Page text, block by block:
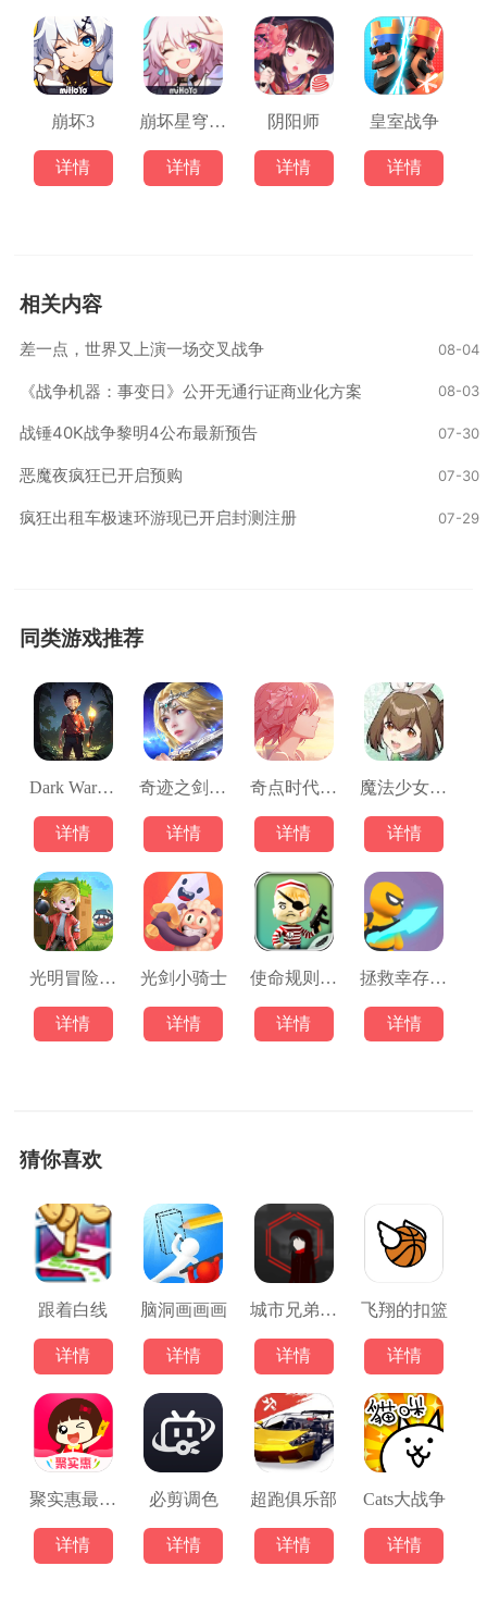
崩坏3
详情
崩坏星穹铁道
详情
阴阳师
详情
皇室战争
详情
相关内容
差一点，世界又上演一场交叉战争 08-04
《战争机器：事变日》公开无通行证商业化方案 08-03
战锤40K战争黎明4公布最新预告 07-30
恶魔夜疯狂已开启预购 07-30
疯狂出租车极速环游现已开启封测注册 07-29
同类游戏推荐
Dark War Survival
详情
奇迹之剑游戏
详情
奇点时代游戏
详情
魔法少女毁灭者
详情
光明冒险游戏
详情
光剑小骑士
详情
使命规则大逃杀
详情
拯救幸存者行动
详情
猜你喜欢
跟着白线
详情
脑洞画画画
详情
城市兄弟大逃亡
详情
飞翔的扣篮
详情
聚实惠最新版
详情
必剪调色
详情
超跑俱乐部
详情
Cats大战争
详情